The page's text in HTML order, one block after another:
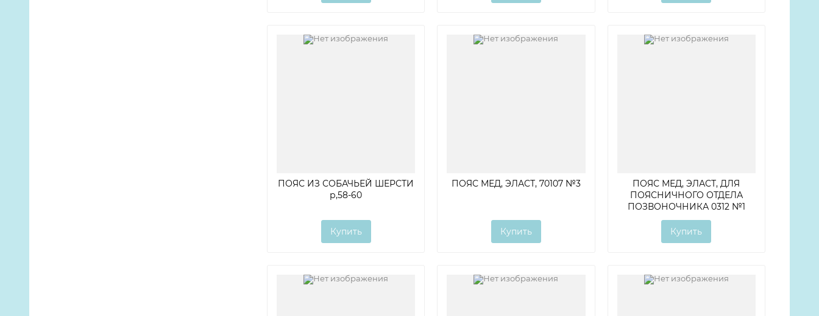
ПОЯС ИЗ СОБАЧЬЕЙ ШЕРСТИ
р,58-60
Купить
ПОЯС МЕД, ЭЛАСТ, 70107 №3
Купить
ПОЯС МЕД, ЭЛАСТ, ДЛЯ
ПОЯСНИЧНОГО ОТДЕЛА
ПОЗВОНОЧНИКА 0312 №1
Купить